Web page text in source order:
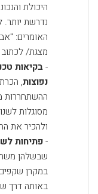
היכולת
נדרשת יותר.
האומרים:
מצגת/
-בקיאות
נפוצות,
ההשתחררות
מסוגלות
ולהכיר את
-פתיחות
שבשלהן
במקרן
באותה דרך